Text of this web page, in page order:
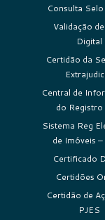
Consulta
Validação
Digital
Certidão da
Central de
do Registro
Sistema Reg
de Imóveis –
Certificado
Certidões
Certidão de
PJES